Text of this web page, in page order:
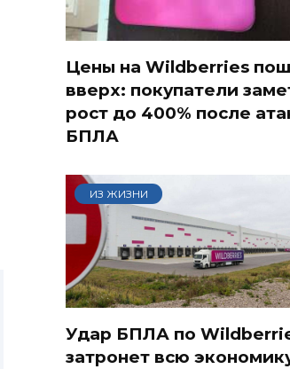
Цены на Wildberries
вверх: покупатели
рост до 400% после
БПЛА
ИЗ ЖИЗНИ
Удар БПЛА по
затронет всю